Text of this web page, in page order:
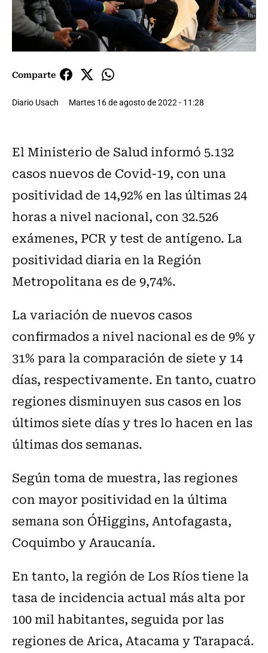
Comparte
Diario Usach Martes 16 de agosto de 2022 - 11:28
El Ministerio de Salud informó 5.132
casos nuevos de Covid-19, con una
positividad de 14,92% en las últimas 24
horas a nivel nacional, con 32.526
exámenes, PCR y test de antígeno. La
positividad diaria en la Región
Metropolitana es de 9,74%.
La variación de nuevos casos
confirmados a nivel nacional es de 9% y
31% para la comparación de siete y 14
días, respectivamente. En tanto, cuatro
regiones disminuyen sus casos en los
últimos siete días y tres lo hacen en las
últimas dos semanas.
Según toma de muestra, las regiones
con mayor positividad en la última
semana son O´Higgins, Antofagasta,
Coquimbo y Araucanía.
En tanto, la región de Los Ríos tiene la
tasa de incidencia actual más alta por
100 mil habitantes, seguida por las
regiones de Arica, Atacama y Tarapacá.